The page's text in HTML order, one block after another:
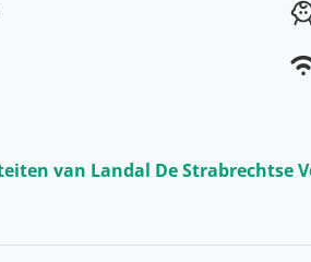
van Landal De Strabrechtse